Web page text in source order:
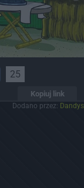
25
Kopiuj link
Dodano przez: Dandys